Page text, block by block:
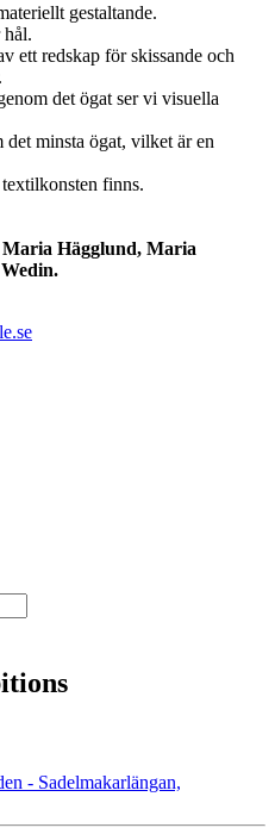
gestaltande.
ett redskap för skissande och
det ögat ser vi visuella
minsta ögat, vilket är en
finns.
Hägglund, Maria
- Sadelmakarlängan,